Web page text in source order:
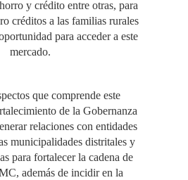
y crédito entre otras, para
créditos a las familias rurales
para acceder a este
mercado.
que comprende este
de la Gobernanza
relaciones con entidades
municipalidades distritales y
para fortalecer la cadena de
además de incidir en la